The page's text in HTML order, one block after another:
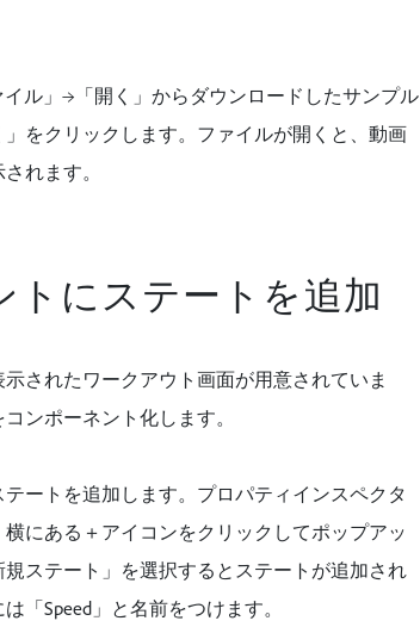
イル」→「開く」からダウンロードしたサンプル
をクリックします。ファイルが開くと、動画
れます。
トにステートを追加
されたワークアウト画面が用意されていま
ンポーネント化します。
ートを追加します。プロパティインスペクタ
にある＋アイコンをクリックしてポップアッ
ステート」を選択するとステートが追加され
「Speed」と名前をつけます。